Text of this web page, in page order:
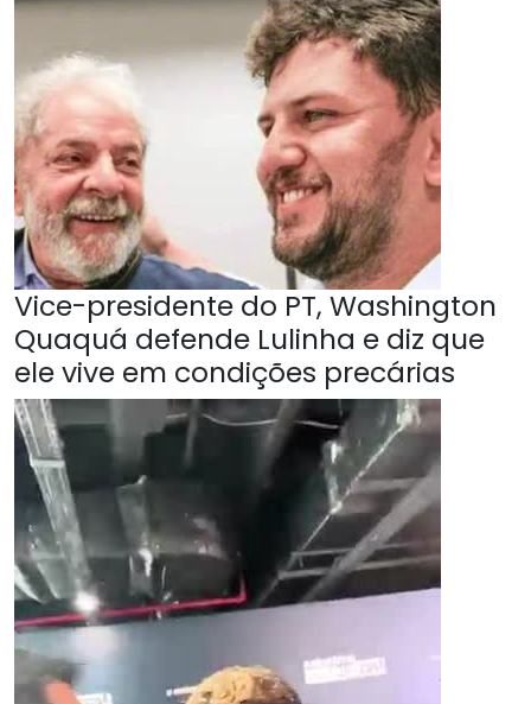
Vice-presidente do PT, Washington
Quaquá defende Lulinha e diz que
ele vive em condições precárias